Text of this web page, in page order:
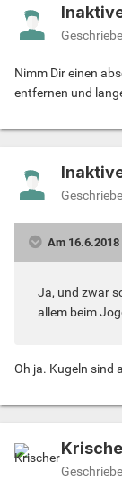
Nimm Dir einen
entfernen und
Am
Ja, und zwar
allem beim
Oh ja. Kugeln sind